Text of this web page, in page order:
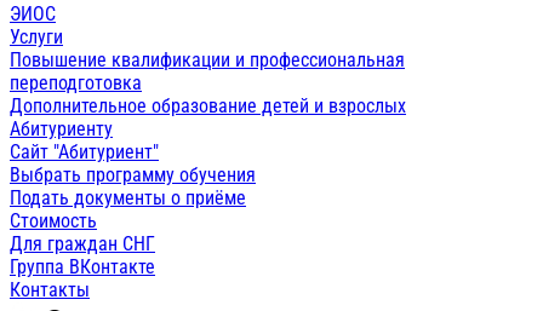
ЭИОС
Услуги
Повышение квалификации и профессиональная
переподготовка
Дополнительное образование детей и взрослых
Абитуриенту
Сайт "Абитуриент"
Выбрать программу обучения
Подать документы о приёме
Стоимость
Для граждан СНГ
Группа ВКонтакте
Контакты